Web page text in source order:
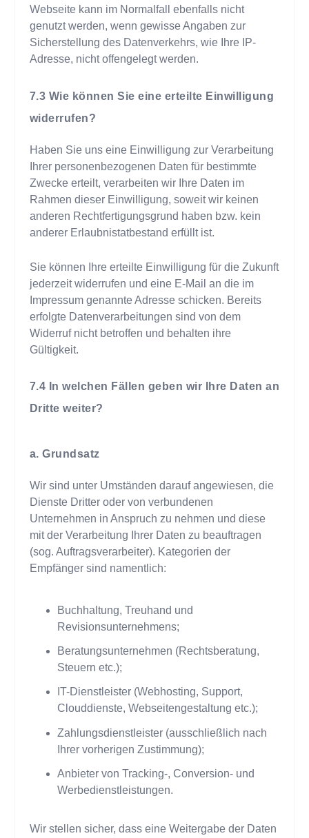
Webseite kann im Normalfall ebenfalls nicht
genutzt werden, wenn gewisse Angaben zur
Sicherstellung des Datenverkehrs, wie Ihre IP-
Adresse, nicht offengelegt werden.
Wie können Sie eine erteilte Einwilligung
widerrufen?
Haben Sie uns eine Einwilligung zur Verarbeitung
Ihrer personenbezogenen Daten für bestimmte
Zwecke erteilt, verarbeiten wir Ihre Daten im
Rahmen dieser Einwilligung, soweit wir keinen
anderen Rechtfertigungsgrund haben bzw. kein
anderer Erlaubnistatbestand erfüllt ist.
Sie können Ihre erteilte Einwilligung für die Zukunft
jederzeit widerrufen und eine E-Mail an die im
Impressum genannte Adresse schicken. Bereits
erfolgte Datenverarbeitungen sind von dem
Widerruf nicht betroffen und behalten ihre
Gültigkeit.
In welchen Fällen geben wir Ihre Daten an
Dritte weiter?
a. Grundsatz
Wir sind unter Umständen darauf angewiesen, die
Dienste Dritter oder von verbundenen
Unternehmen in Anspruch zu nehmen und diese
mit der Verarbeitung Ihrer Daten zu beauftragen
(sog. Auftragsverarbeiter). Kategorien der
Empfänger sind namentlich:
Buchhaltung, Treuhand und
Revisionsunternehmens;
Beratungsunternehmen (Rechtsberatung,
Steuern etc.);
IT-Dienstleister (Webhosting, Support,
Clouddienste, Webseitengestaltung etc.);
Zahlungsdienstleister (ausschließlich nach
Ihrer vorherigen Zustimmung);
Anbieter von Tracking-, Conversion- und
Werbedienstleistungen.
Wir stellen sicher, dass eine Weitergabe der Daten